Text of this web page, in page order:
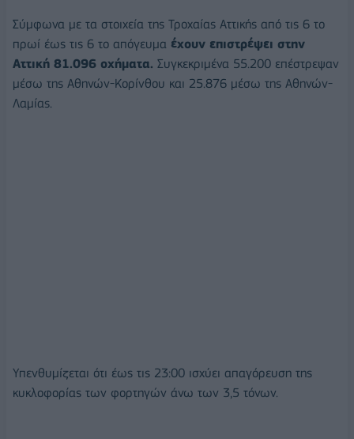
Σύμφωνα με τα στοιχεία της Τροχαίας Αττικής από τις 6 το
πρωί έως τις 6 το απόγευμα έχουν επιστρέψει στην
Αττική 81.096 οχήματα. Συγκεκριμένα 55.200 επέστρεψαν
μέσω της Αθηνών-Κορίνθου και 25.876 μέσω της Αθηνών-
Λαμίας.
Υπενθυμίζεται ότι έως τις 23:00 ισχύει απαγόρευση της
κυκλοφορίας των φορτηγών άνω των 3,5 τόνων.